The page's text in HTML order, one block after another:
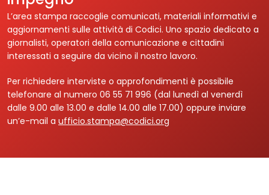
Contatti
Login
L’area stampa raccoglie comunicati, materiali informativi e
aggiornamenti sulle attività di Codici. Uno spazio dedicato a
giornalisti, operatori della comunicazione e cittadini
interessati a seguire da vicino il nostro lavoro.
Per richiedere interviste o approfondimenti è possibile
telefonare al numero 06 55 71 996 (dal lunedì al venerdì
dalle 9.00 alle 13.00 e dalle 14.00 alle 17.00) oppure inviare
un’e-mail a ufficio.stampa@codici.org